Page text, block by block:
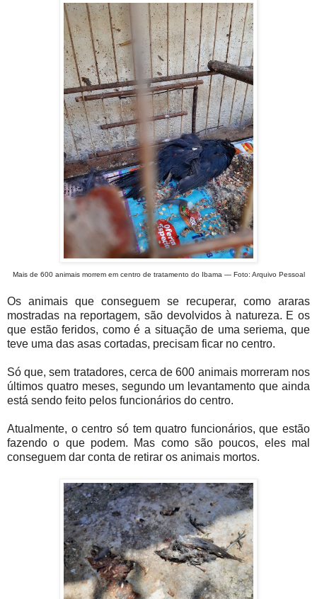
Mais de 600 animais morrem em centro de tratamento do Ibama — Foto: Arquivo Pessoal
Os animais que conseguem se recuperar, como araras
mostradas na reportagem, são devolvidos à natureza. E os
que estão feridos, como é a situação de uma seriema, que
teve uma das asas cortadas, precisam ficar no centro.
Só que, sem tratadores, cerca de 600 animais morreram nos
últimos quatro meses, segundo um levantamento que ainda
está sendo feito pelos funcionários do centro.
Atualmente, o centro só tem quatro funcionários, que estão
fazendo o que podem. Mas como são poucos, eles mal
conseguem dar conta de retirar os animais mortos.